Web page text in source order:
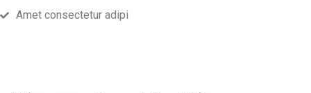
Amet consectetur adipi